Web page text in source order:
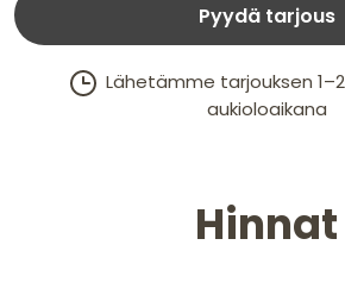
Pyydä tarjous
Lähetämme tarjouksen
aukioloaikana
Hinnat